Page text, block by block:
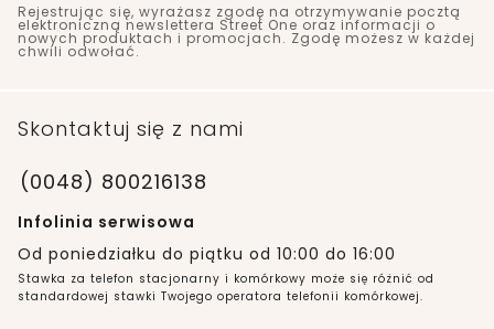
Rejestrując się, wyrażasz zgodę na otrzymywanie pocztą
elektroniczną newslettera Street One oraz informacji o
nowych produktach i promocjach. Zgodę możesz w każdej
chwili odwołać.
Skontaktuj się z nami
(0048) 800216138
Infolinia serwisowa
Od poniedziałku do piątku od 10:00 do 16:00
Stawka za telefon stacjonarny i komórkowy może się różnić od
standardowej stawki Twojego operatora telefonii komórkowej.